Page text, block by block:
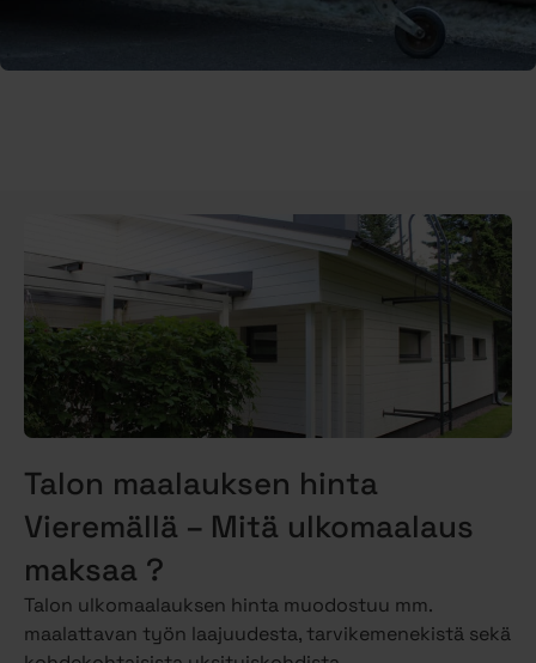
Talon maalauksen hinta
Vieremällä – Mitä ulkomaalaus
maksaa ?
Talon ulkomaalauksen hinta muodostuu mm.
maalattavan työn laajuudesta, tarvikemenekistä sekä